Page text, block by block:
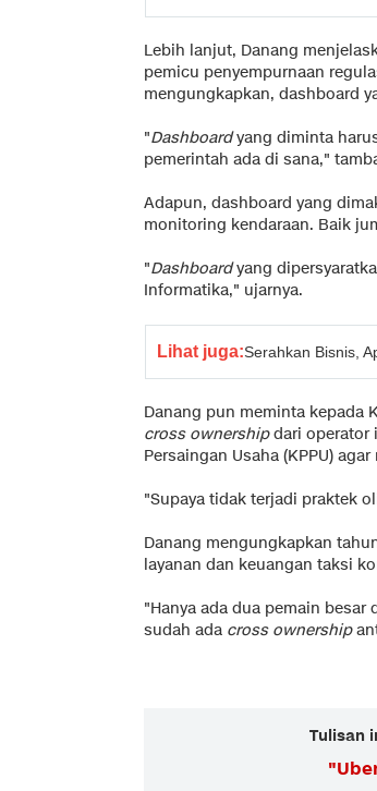
Lebih lanjut, Danang
pemicu penyempurnaan
mengungkapkan, dashboard
"Dashboardyang diminta
pemerintah ada di sana,"
Adapun, dashboard yang
monitoring kendaraan. Baik
"Dashboardyang
Informatika," ujarnya.
Lihat juga:Serahkan Bisnis,
Danang pun meminta kepada
cross ownershipdari operator
Persaingan Usaha (KPPU)
"Supaya tidak terjadi praktek
Danang mengungkapkan
layanan dan keuangan taksi
"Hanya ada dua pemain
sudah ada cross ownership
Tulisan
"